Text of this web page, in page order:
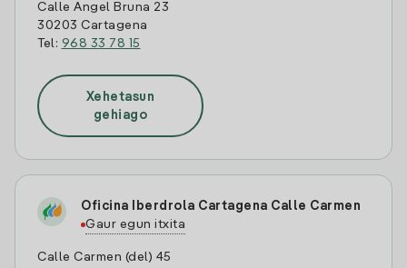
Calle Angel Bruna 23
30203 Cartagena
Tel: 968 33 78 15
Xehetasun
gehiago
Oficina Iberdrola Cartagena Calle Carmen
Gaur egun itxita
Calle Carmen (del) 45